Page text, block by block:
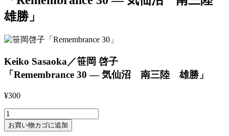
雄勝」
Keiko Sasaoka／笹岡 啓子
「Remembrance 30 — 気仙沼 南三陸 雄勝」
¥300
Keiko
Sasaoka
／
お買い物カゴに追加